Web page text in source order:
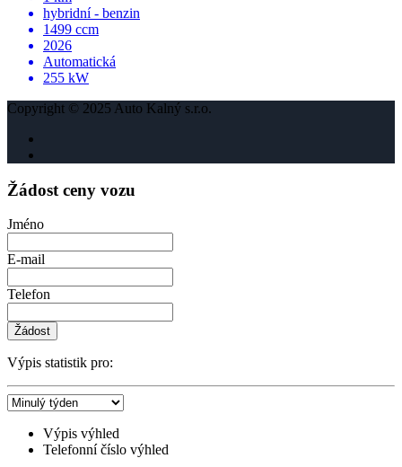
hybridní - benzin
1499 ccm
2026
Automatická
255 kW
Copyright © 2025 Auto Kalný s.r.o.
Žádost ceny vozu
Jméno
E-mail
Telefon
Žádost
Výpis statistik pro:
Výpis výhled
Telefonní číslo výhled